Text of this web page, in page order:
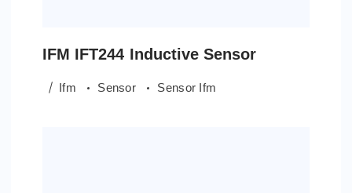
IFM IFT244 Inductive Sensor
Ifm Sensor Sensor Ifm